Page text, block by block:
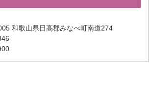
和歌山県日高郡みなべ町南道274